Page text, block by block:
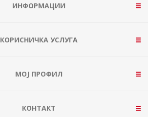
ИНФОРМАЦИИ
КОРИСНИЧКА УСЛУГА
МОЈ ПРОФИЛ
КОНТАКТ